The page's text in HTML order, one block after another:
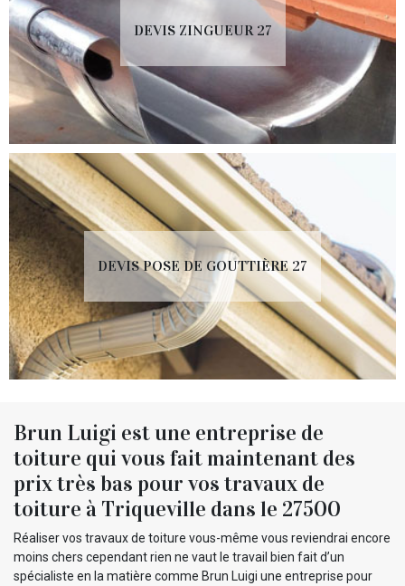
DEVIS ZINGUEUR 27
DEVIS POSE DE GOUTTIÈRE 27
Brun Luigi est une entreprise de
toiture qui vous fait maintenant des
prix très bas pour vos travaux de
toiture à Triqueville dans le 27500
Réaliser vos travaux de toiture vous-même vous reviendrai encore
moins chers cependant rien ne vaut le travail bien fait d’un
spécialiste en la matière comme Brun Luigi une entreprise pour